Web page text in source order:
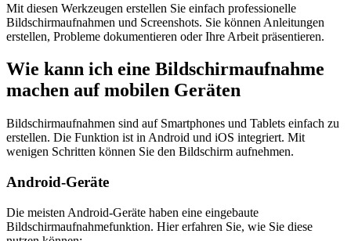
Mit diesen Werkzeugen erstellen Sie einfach professionelle
Bildschirmaufnahmen und Screenshots. Sie können Anleitungen
erstellen, Probleme dokumentieren oder Ihre Arbeit präsentieren.
Wie kann ich eine Bildschirmaufnahme
machen auf mobilen Geräten
Bildschirmaufnahmen sind auf Smartphones und Tablets einfach zu
erstellen. Die Funktion ist in Android und iOS integriert. Mit
wenigen Schritten können Sie den Bildschirm aufnehmen.
Android-Geräte
Die meisten Android-Geräte haben eine eingebaute
Bildschirmaufnahmefunktion. Hier erfahren Sie, wie Sie diese